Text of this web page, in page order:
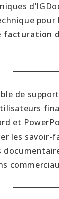
pour
facturation
de
et
les savoir-